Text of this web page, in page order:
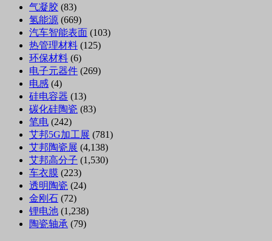
气凝胶 (83)
氢能源 (669)
汽车智能表面 (103)
热管理材料 (125)
环保材料 (6)
电子元器件 (269)
电感 (4)
硅电容器 (13)
碳化硅陶瓷 (83)
笔电 (242)
艾邦5G加工展 (781)
艾邦陶瓷展 (4,138)
艾邦高分子 (1,530)
车衣膜 (223)
透明陶瓷 (24)
金刚石 (72)
锂电池 (1,238)
陶瓷轴承 (79)